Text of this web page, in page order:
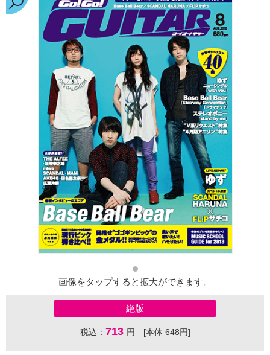
画像をタップすると拡大ができます。
絶版
税込： 713 円 [本体 648円]